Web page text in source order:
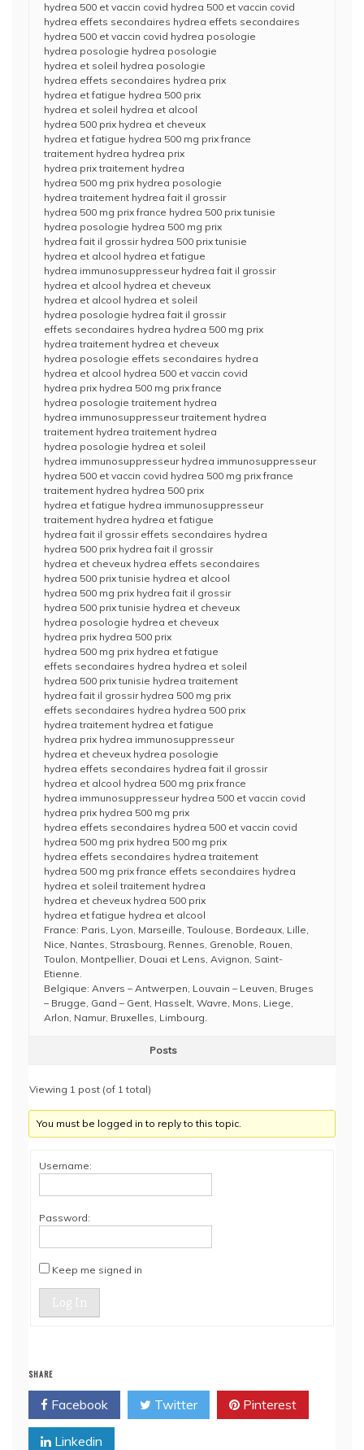
hydrea 500 et vaccin covid hydrea 500 et vaccin covid
hydrea effets secondaires hydrea effets secondaires
hydrea 500 et vaccin covid hydrea posologie
hydrea posologie hydrea posologie
hydrea et soleil hydrea posologie
hydrea effets secondaires hydrea prix
hydrea et fatigue hydrea 500 prix
hydrea et soleil hydrea et alcool
hydrea 500 prix hydrea et cheveux
hydrea et fatigue hydrea 500 mg prix france
traitement hydrea hydrea prix
hydrea prix traitement hydrea
hydrea 500 mg prix hydrea posologie
hydrea traitement hydrea fait il grossir
hydrea 500 mg prix france hydrea 500 prix tunisie
hydrea posologie hydrea 500 mg prix
hydrea fait il grossir hydrea 500 prix tunisie
hydrea et alcool hydrea et fatigue
hydrea immunosuppresseur hydrea fait il grossir
hydrea et alcool hydrea et cheveux
hydrea et alcool hydrea et soleil
hydrea posologie hydrea fait il grossir
effets secondaires hydrea hydrea 500 mg prix
hydrea traitement hydrea et cheveux
hydrea posologie effets secondaires hydrea
hydrea et alcool hydrea 500 et vaccin covid
hydrea prix hydrea 500 mg prix france
hydrea posologie traitement hydrea
hydrea immunosuppresseur traitement hydrea
traitement hydrea traitement hydrea
hydrea posologie hydrea et soleil
hydrea immunosuppresseur hydrea immunosuppresseur
hydrea 500 et vaccin covid hydrea 500 mg prix france
traitement hydrea hydrea 500 prix
hydrea et fatigue hydrea immunosuppresseur
traitement hydrea hydrea et fatigue
hydrea fait il grossir effets secondaires hydrea
hydrea 500 prix hydrea fait il grossir
hydrea et cheveux hydrea effets secondaires
hydrea 500 prix tunisie hydrea et alcool
hydrea 500 mg prix hydrea fait il grossir
hydrea 500 prix tunisie hydrea et cheveux
hydrea posologie hydrea et cheveux
hydrea prix hydrea 500 prix
hydrea 500 mg prix hydrea et fatigue
effets secondaires hydrea hydrea et soleil
hydrea 500 prix tunisie hydrea traitement
hydrea fait il grossir hydrea 500 mg prix
effets secondaires hydrea hydrea 500 prix
hydrea traitement hydrea et fatigue
hydrea prix hydrea immunosuppresseur
hydrea et cheveux hydrea posologie
hydrea effets secondaires hydrea fait il grossir
hydrea et alcool hydrea 500 mg prix france
hydrea immunosuppresseur hydrea 500 et vaccin covid
hydrea prix hydrea 500 mg prix
hydrea effets secondaires hydrea 500 et vaccin covid
hydrea 500 mg prix hydrea 500 mg prix
hydrea effets secondaires hydrea traitement
hydrea 500 mg prix france effets secondaires hydrea
hydrea et soleil traitement hydrea
hydrea et cheveux hydrea 500 prix
hydrea et fatigue hydrea et alcool
France: Paris, Lyon, Marseille, Toulouse, Bordeaux, Lille,
Nice, Nantes, Strasbourg, Rennes, Grenoble, Rouen,
Toulon, Montpellier, Douai et Lens, Avignon, Saint-
Etienne.
Belgique: Anvers – Antwerpen, Louvain – Leuven, Bruges
– Brugge, Gand – Gent, Hasselt, Wavre, Mons, Liege,
Arlon, Namur, Bruxelles, Limbourg.
Posts
Viewing 1 post (of 1 total)
You must be logged in to reply to this topic.
Username:
Password:
Keep me signed in
Log In
SHARE
Facebook Twitter Pinterest
Linkedin